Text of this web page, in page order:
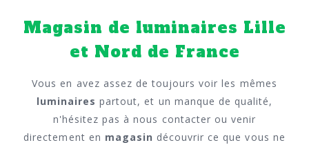
Magasin de luminaires Lille
et Nord de France
Vous en avez assez de toujours voir les mêmes
luminaires partout, et un manque de qualité,
n'hésitez pas à nous contacter ou venir
directement en magasin découvrir ce que vous ne